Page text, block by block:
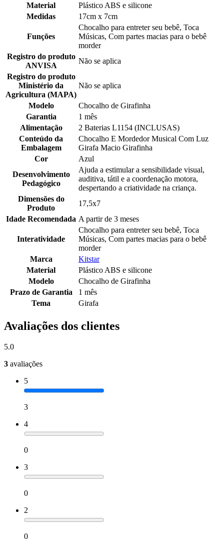
Material
Plástico ABS e silicone
Medidas
17cm x 7cm
Funções
Chocalho para entreter seu bebê, Toca
Músicas, Com partes macias para o bebê
morder
Registro do produto
ANVISA
Não se aplica
Registro do produto
Ministério da
Agricultura (MAPA)
Não se aplica
Modelo
Chocalho de Girafinha
Garantia
1 mês
Alimentação
2 Baterias L1154 (INCLUSAS)
Conteúdo da
Embalagem
Chocalho E Mordedor Musical Com Luz
Girafa Macio Girafinha
Cor
Azul
Desenvolvimento
Pedagógico
Ajuda a estimular a sensibilidade visual,
auditiva, tátil e a coordenação motora,
despertando a criatividade na criança.
Dimensões do
Produto
17,5x7
Idade Recomendada A partir de 3 meses
Interatividade
Chocalho para entreter seu bebê, Toca
Músicas, Com partes macias para o bebê
morder
Marca
Kitstar
Material
Plástico ABS e silicone
Modelo
Chocalho de Girafinha
Prazo de Garantia
1 mês
Tema
Girafa
Avaliações dos clientes
5.0
3 avaliações
5
3
4
0
3
0
2
0